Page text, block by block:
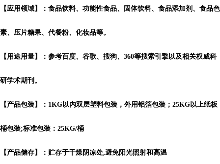
【应用领域】：食品饮料、功能性食品、固体饮料、食品添加剂、食品色
素、压片糖果、代餐粉、化妆品等。
【用途用量】：参考百度、谷歌、搜狗、360等搜索引擎以及相关权威科
研学术期刊。
【产品包装】：1KG以内双层塑料包装，外用铝箔包装；25KG以上纸板
桶包装;标准包装：25KG/桶
【产品储存】：贮存于干燥阴凉处,避免阳光照射和高温